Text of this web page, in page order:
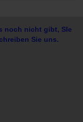
noch nicht gibt, SIe
Sie uns.